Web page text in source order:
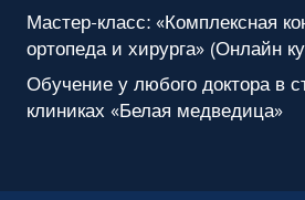
Мастер-класс: «Комплексная
ортопеда и хирурга» (Онлайн
Обучение у любого доктора в
клиниках «Белая медведица»